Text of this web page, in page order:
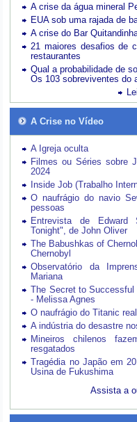
A crise da água mineral
EUA sob uma rajada de
A crise do Bar
21 maiores desafios de
restaurantes
Qual a probabilidade de
Os 103 sobreviventes do
A Crise no Vídeo
A Igreja oculta
Filmes ou Séries sobre
2024
Inside Job (Trabalho
O naufrágio do navio
pessoas
Entrevista de Edward
Tonight", de John Oliver
The Babushkas of
Chernobyl
Observatório da
Mariana
The Secret to
- Melissa Agnes
O naufrágio do Titanic
A indústria do desastre
Mineiros chilenos
resgatados
Tragédia no Japão em
Usina de Fukushima
Assista a